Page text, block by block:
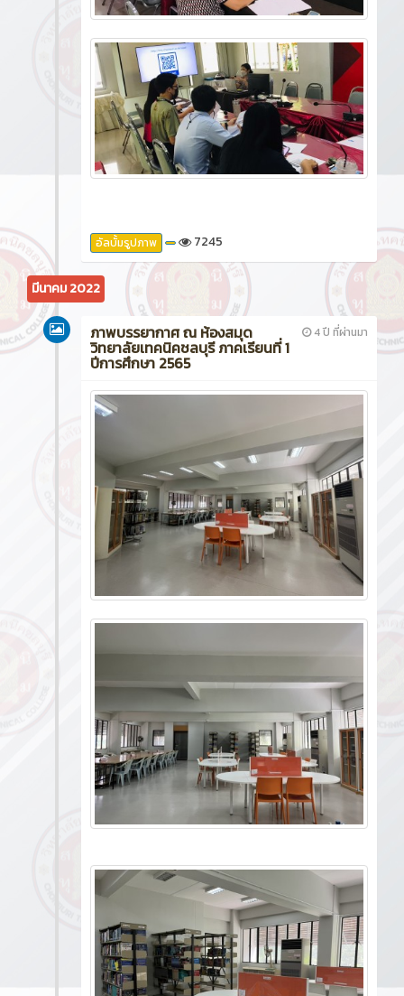
อัลบั้มรูปภาพ 7245
มีนาคม 2022
4 ปี ที่ผ่านมา
ภาพบรรยากาศ ณ ห้องสมุด
วิทยาลัยเทคนิคชลบุรี ภาคเรียนที่ 1
ปีการศึกษา 2565